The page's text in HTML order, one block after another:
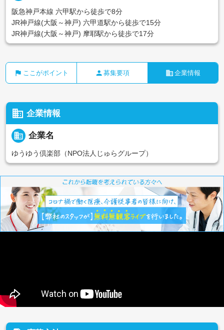
阪急神戸本線 六甲駅から徒歩で8分
JR神戸線(大阪～神戸) 六甲道駅から徒歩で15分
JR神戸線(大阪～神戸) 摩耶駅から徒歩で17分
flag ここがポイント person 募集要項 business 企業情報
business 企業情報
business 企業名
ゆうゆう倶楽部（NPO法人じゅらグループ）